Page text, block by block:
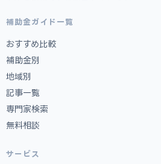
補助金ガイド一覧
おすすめ比較
補助金別
地域別
記事一覧
専門家検索
無料相談
サービス